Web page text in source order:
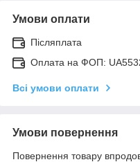
Умови оплати
Післяплата
Оплата на ФОП:
Всі умови оплати
Умови повернення
Повернення товару